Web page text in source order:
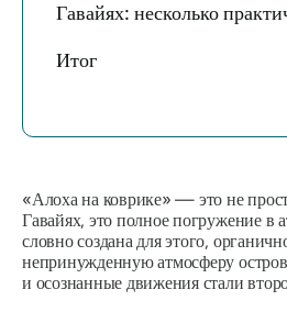
Гавайях: несколько
Итог
«Алоха на коврике» — это не
Гавайях, это полное погружение в
словно создана для этого,
непринужденную атмосферу
и осознанные движения стали